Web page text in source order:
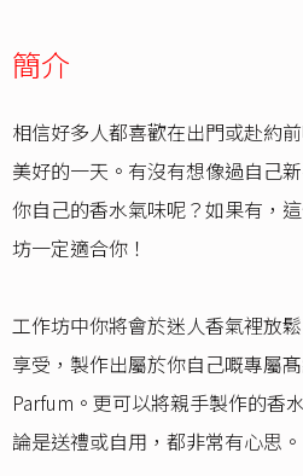
簡介
相信好多人都喜歡在出門或赴約
美好的一天。有沒有想像過自己
你自己的香水氣味呢？如果有，
坊一定適合你！
工作坊中你將會於迷人香氣裡放
享受，製作出屬於你自己嘅專屬
Parfum。更可以將親手製作的香
論是送禮或自用，都非常有心思。